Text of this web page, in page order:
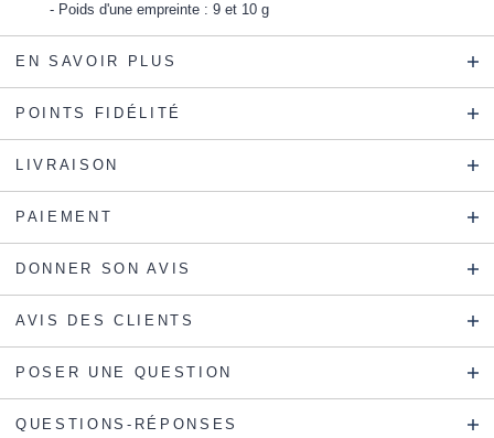
Poids d'une empreinte : 9 et 10 g
EN SAVOIR PLUS
POINTS FIDÉLITÉ
LIVRAISON
PAIEMENT
DONNER SON AVIS
AVIS DES CLIENTS
POSER UNE QUESTION
QUESTIONS-RÉPONSES